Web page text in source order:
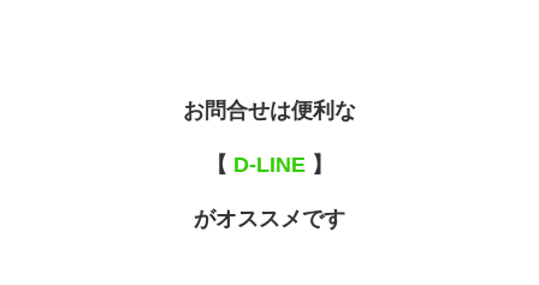
お問合せは便利な
【 D-LINE 】
がオススメです